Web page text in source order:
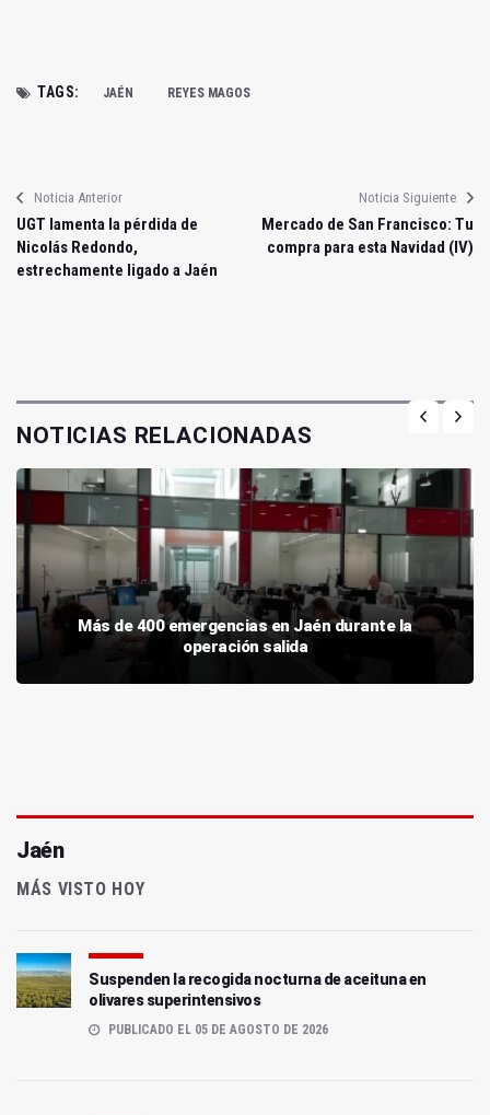
TAGS: JAÉN REYES MAGOS
Noticia Anterior
UGT lamenta la pérdida de
Nicolás Redondo,
estrechamente ligado a Jaén
Noticia Siguiente
Mercado de San Francisco: Tu
compra para esta Navidad (IV)
NOTICIAS RELACIONADAS
Más de 400 emergencias en Jaén durante la
operación salida
Jaén
MÁS VISTO HOY
Suspenden la recogida nocturna de aceituna en
olivares superintensivos
PUBLICADO EL 05 DE AGOSTO DE 2026